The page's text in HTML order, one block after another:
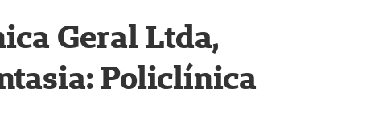
Geral Ltda,
Policlínica